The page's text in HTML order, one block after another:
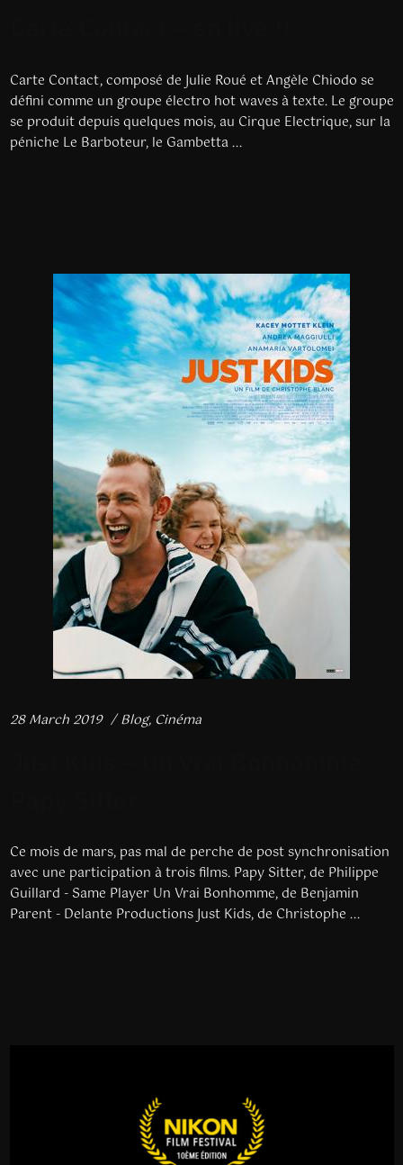
Carte Contact, composé de Julie Roué et Angèle Chiodo se
défini comme un groupe électro hot waves à texte. Le groupe
se produit depuis quelques mois, au Cirque Electrique, sur la
péniche Le Barboteur, le Gambetta ...
28 March 2019 Blog, Cinéma
Ce mois de mars, pas mal de perche de post synchronisation
avec une participation à trois films. Papy Sitter, de Philippe
Guillard - Same Player Un Vrai Bonhomme, de Benjamin
Parent - Delante Productions Just Kids, de Christophe ...